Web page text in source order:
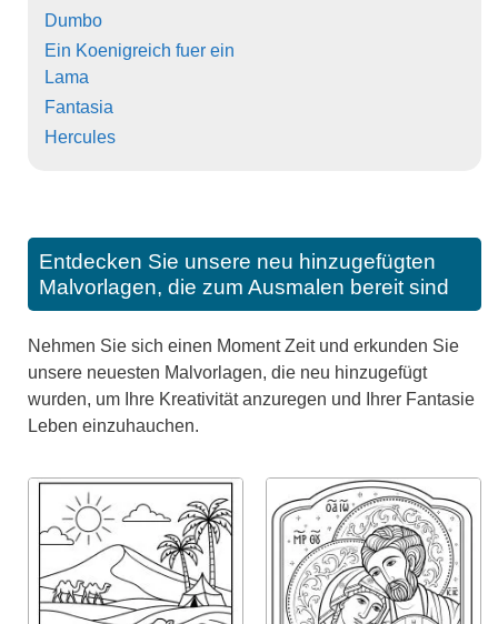
Dumbo
Ein Koenigreich fuer ein
Lama
Fantasia
Hercules
Entdecken Sie unsere neu hinzugefügten
Malvorlagen, die zum Ausmalen bereit sind
Nehmen Sie sich einen Moment Zeit und erkunden Sie
unsere neuesten Malvorlagen, die neu hinzugefügt
wurden, um Ihre Kreativität anzuregen und Ihrer Fantasie
Leben einzuhauchen.